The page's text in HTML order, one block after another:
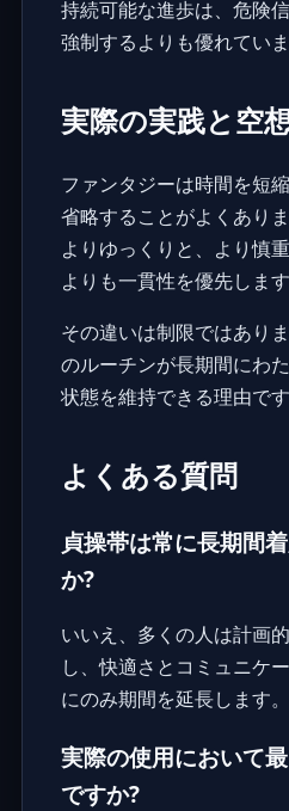
持続可能な進歩は、危険
強制するよりも優れていま
実際の実践と空
ファンタジーは時間を短
省略することがよくあり
よりゆっくりと、より慎
よりも一貫性を優先します
その違いは制限ではあり
のルーチンが長期間にわ
状態を維持できる理由です
よくある質問
貞操帯は常に長期間
か?
いいえ、多くの人は計画
し、快適さとコミュニケ
にのみ期間を延長します。
実際の使用において
ですか?